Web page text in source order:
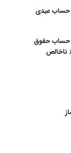
عیدی
حساب حقوق